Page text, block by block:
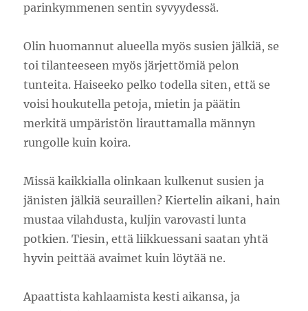
parinkymmenen sentin syvyydessä.
Olin huomannut alueella myös susien jälkiä, se
toi tilanteeseen myös järjettömiä pelon
tunteita. Haiseeko pelko todella siten, että se
voisi houkutella petoja, mietin ja päätin
merkitä umpäristön lirauttamalla männyn
rungolle kuin koira.
Missä kaikkialla olinkaan kulkenut susien ja
jänisten jälkiä seuraillen? Kiertelin aikani, hain
mustaa vilahdusta, kuljin varovasti lunta
potkien. Tiesin, että liikkuessani saatan yhtä
hyvin peittää avaimet kuin löytää ne.
Apaattista kahlaamista kesti aikansa, ja